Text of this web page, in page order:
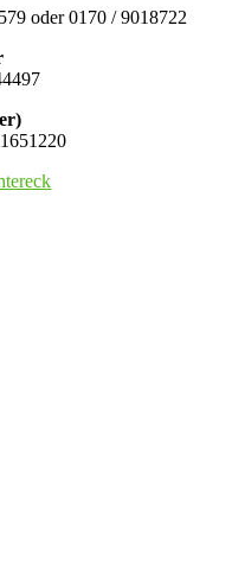
oder 0170 / 9018722